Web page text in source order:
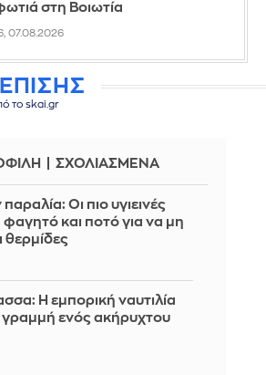
στη Βοιωτία
07.08.2026
το skai.gr
ΣΧΟΛΙΑΣΜΕΝΑ
Οι πιο υγιεινές
φαγητό και ποτό για να μη
Η εμπορική ναυτιλία
ενός ακήρυχτου